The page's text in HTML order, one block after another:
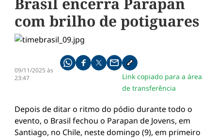
com brilho de potiguares
09/11/2025 às
23:47
Compartilhe pelo whatsapp
Compartilhar no facebook
Compartilhar no twitter
Compartilhe pelo email
Copiar link da notícia
Link copiado para a área
de transferência
Depois de ditar o ritmo do pódio durante todo o
evento, o Brasil fechou o Parapan de Jovens, em
Santiago, no Chile, neste domingo (9), em primeiro